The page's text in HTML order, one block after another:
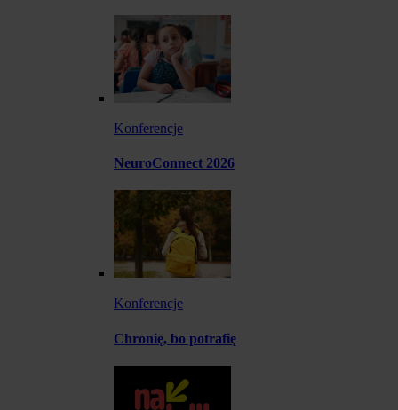
Konferencje
NeuroConnect 2026
Konferencje
Chronię, bo potrafię